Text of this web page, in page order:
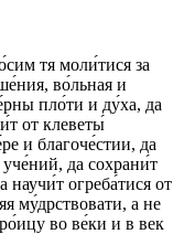
тя моли́тися за
во́льная и
пло́ти и ду́ха, да
от клеветы́
и благоче́стии, да
да сохрани́т
научи́т огреба́тися от
му́дрствовати, а не
во ве́ки и в век